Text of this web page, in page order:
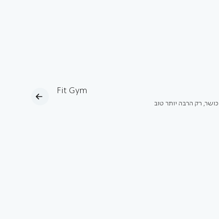
Fit Gym
רק הרבה יותר טוב